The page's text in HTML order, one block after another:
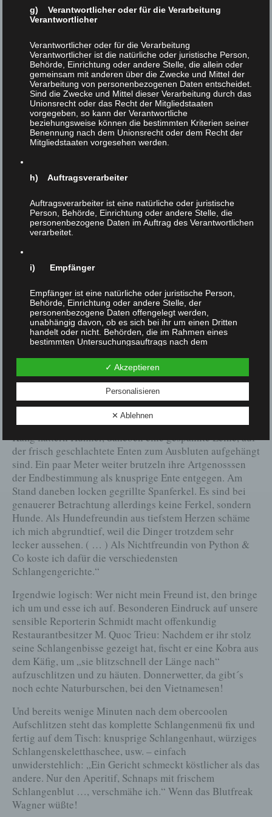
aus. Diese Entwicklung sei aus mehreren Gründen
„tragisch“. Unter anderem, weil man dadurch der
Geschmackserlebnis eines Sulmtaler Brathendls mit
Semmelfülle, einer Salami vom Mangaliza-Wollschwein
oder eines Tafelspitzes vom Kärntner Blondvieh zu
verkosten.“
Unter der bemerkenswerten Überschrift
„Überlebenschancen schaffen“ werden die Erfolge des
VEGH dargestellt: Sämtliche 20 gefährdete
Aussterben bewahrt werden. „Betreuung“ heißt hier:
Ausbeuten und Umbringen mit Konzept.
Denn mit Folklore hat der VEGH nichts am Hut. Das
Überleben der Tiere in Streichelzoos oder
Brauchtumsmuseen ist nicht sein Ziel: „Eine
nicht gearbeitet wird, wenn sie in der Nutztierhaltung
nicht Fuß fassen kann.“ Also aufgepaßt, liebe gefährdete
zu fassen“, das euch umbringt, habt ihr keine
Überlebensschance!
(Freß-)Szenenwechsel: Hanoi. Nicole Schmidt berichtet
(S. 45 f.) über die schönen Seiten Vietnams:
„Das Leben spielt sich vorwiegend auf der Straße ab.
Kleine Obststände, … improvisierte Garküchen …, ein
Korb mit quakenden Fröschen …. Ein besonderes
Erlebnis ist ein Besuch des Hom-Marktes, auf dem
morgens quirlige Betriebsamkeit herrscht. ( … ) In einem
Käfig flattern Hühner, daneben eine gespannte Leine, auf
der frisch geschlachtete Enten zum Ausbluten aufgehängt
sind. Ein paar Meter weiter brutzeln ihre Artgenosssen
der Endbestimmung als knusprige Ente entgegen. Am
Stand daneben locken gegrillte Spanferkel. Es sind bei
genauerer Betrachtung allerdings keine Ferkel, sondern
Hunde. Als Hundefreundin aus tiefstem Herzen schäme
ich mich abgrundtief, weil die Dinger trotzdem sehr
lecker aussehen. ( … ) Als Nichtfreundin von Python &
Co koste ich dafür die verschiedensten
Schlangengerichte.“
Irgendwie logisch: Wer nicht mein Freund ist, den bringe
ich um und esse ich auf. Besonderen Eindruck auf unsere
sensible Reporterin Schmidt macht offenkundig
Restaurantbesitzer M. Quoc Trieu: Nachdem er ihr stolz
seine Schlangenbisse gezeigt hat, fischt er eine Kobra aus
dem Käfig, um „sie blitzschnell der Länge nach“
aufzuschlitzen und zu häuten. Donnerwetter, da gibt´s
noch echte Naturburschen, bei den Vietnamesen!
Und bereits wenige Minuten nach dem obercoolen
Aufschlitzen steht das komplette Schlangenmenü fix und
fertig auf dem Tisch: knusprige Schlangenhaut, würziges
Schlangenskeletthaschee, usw. – einfach
unwiderstehlich: „Ein Gericht schmeckt köstlicher als das
andere. Nur den Aperitif, Schnaps mit frischem
Schlangenblut …, verschmähe ich.“ Wenn das Blutfreak
Wagner wüßte!
g) Verantwortlicher oder für die Verarbeitung
Verantwortlicher
Verantwortlicher oder für die Verarbeitung
Verantwortlicher ist die natürliche oder juristische Person,
Behörde, Einrichtung oder andere Stelle, die allein oder
gemeinsam mit anderen über die Zwecke und Mittel der
Verarbeitung von personenbezogenen Daten entscheidet.
Sind die Zwecke und Mittel dieser Verarbeitung durch das
Unionsrecht oder das Recht der Mitgliedstaaten
vorgegeben, so kann der Verantwortliche
beziehungsweise können die bestimmten Kriterien seiner
Benennung nach dem Unionsrecht oder dem Recht der
Mitgliedstaaten vorgesehen werden.
h) Auftragsverarbeiter
Auftragsverarbeiter ist eine natürliche oder juristische
Person, Behörde, Einrichtung oder andere Stelle, die
personenbezogene Daten im Auftrag des Verantwortlichen
verarbeitet.
i) Empfänger
Empfänger ist eine natürliche oder juristische Person,
Behörde, Einrichtung oder andere Stelle, der
personenbezogene Daten offengelegt werden,
unabhängig davon, ob es sich bei ihr um einen Dritten
handelt oder nicht. Behörden, die im Rahmen eines
bestimmten Untersuchungsauftrags nach dem
möglicherweise personenbezogene Daten erhalten,
gelten jedoch nicht als Empfänger.
j) Dritter
Einrichtung oder andere Stelle außer der betroffenen
Person, dem Verantwortlichen, dem Auftragsverarbeiter
und den Personen, die unter der unmittelbaren
Verantwortung des Verantwortlichen oder des
Auftragsverarbeiters befugt sind, die personenbezogenen
Daten zu verarbeiten.
Einwilligung ist jede von der betroffenen Person freiwillig
für den bestimmten Fall in informierter Weise und
unmissverständlich abgegebene Willensbekundung in
Form einer Erklärung oder einer sonstigen eindeutigen
bestätigenden Handlung, mit der die betroffene Person zu
verstehen gibt, dass sie mit der Verarbeitung der sie
betreffenden personenbezogenen Daten einverstanden
ist.
Name und Anschrift des für die Verarbeitung
Verantwortlichen
Verantwortlicher im Sinne der Datenschutz-
Europäischen Union geltenden Datenschutzgesetze und
anderer Bestimmungen mit datenschutzrechtlichem
Charakter ist die:
Helmut F. Kaplan
A-5020 Salzburg
0699-123 70 307
E-Mail: helmut_kaplan@yahoo.de
Cookies / SessionStorage / LocalStorage
✓ Akzeptieren
Personalisieren
✕ Ablehnen